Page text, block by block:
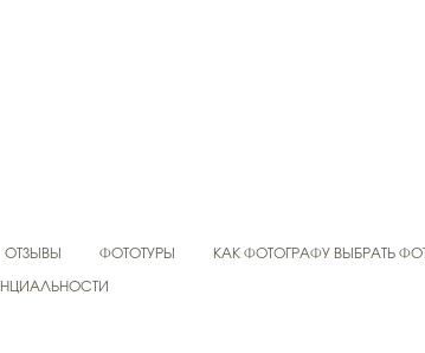
ОТЗЫВЫ ФОТОТУРЫ КАК ФОТОГРАФУ ВЫБРАТЬ